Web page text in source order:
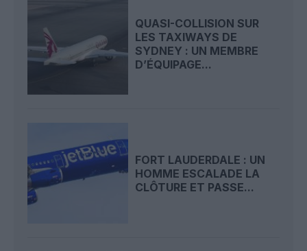
QUASI-COLLISION SUR
LES TAXIWAYS DE
SYDNEY : UN MEMBRE
D’ÉQUIPAGE...
FORT LAUDERDALE : UN
HOMME ESCALADE LA
CLÔTURE ET PASSE...